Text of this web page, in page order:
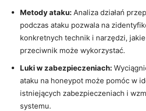
Metody ataku: Analiza działań
podczas ataku‍ pozwala na
konkretnych technik i narzędzi,
przeciwnik może wykorzystać.
Luki w zabezpieczeniach:
ataku na honeypot może pomóc w
istniejących zabezpieczeniach i‌
systemu.